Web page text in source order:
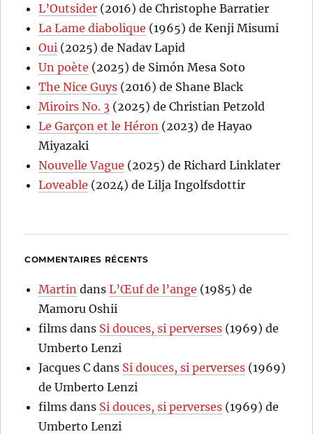
L’Outsider (2016) de Christophe Barratier
La Lame diabolique (1965) de Kenji Misumi
Oui (2025) de Nadav Lapid
Un poète (2025) de Simón Mesa Soto
The Nice Guys (2016) de Shane Black
Miroirs No. 3 (2025) de Christian Petzold
Le Garçon et le Héron (2023) de Hayao
Miyazaki
Nouvelle Vague (2025) de Richard Linklater
Loveable (2024) de Lilja Ingolfsdottir
COMMENTAIRES RÉCENTS
Martin dansL’Œuf de l’ange (1985) de
Mamoru Oshii
films dans Si douces, si perverses (1969) de
Umberto Lenzi
Jacques C dans Si douces, si perverses (1969)
de Umberto Lenzi
films dans Si douces, si perverses (1969) de
Umberto Lenzi